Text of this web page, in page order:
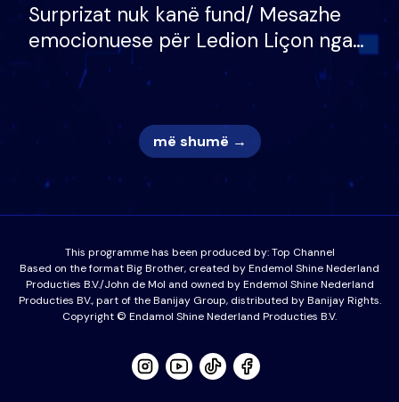
Surprizat nuk kanë fund/ Mesazhe
emocionuese për Ledion Liçon nga
nëna dhe fëmijët e tij, moderatori
nuk i mban dot lotët: Nuk meritoj…
më shumë →
This programme has been produced by:Top Channel
Based on the format Big Brother, created by Endemol Shine Nederland
Producties B.V./John de Mol and owned by Endemol Shine Nederland
Producties BV., part of the Banijay Group, distributed by Banijay Rights.
Copyright © Endamol Shine Nederland Producties B.V.